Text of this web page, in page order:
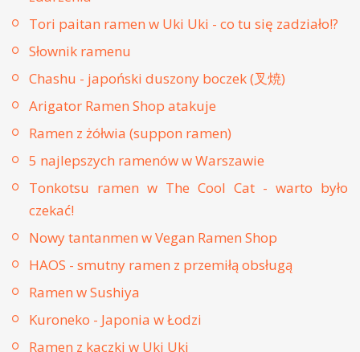
Tori paitan ramen w Uki Uki - co tu się zadziało!?
Słownik ramenu
Chashu - japoński duszony boczek (叉焼)
Arigator Ramen Shop atakuje
Ramen z żółwia (suppon ramen)
5 najlepszych ramenów w Warszawie
Tonkotsu ramen w The Cool Cat - warto było
czekać!
Nowy tantanmen w Vegan Ramen Shop
HAOS - smutny ramen z przemiłą obsługą
Ramen w Sushiya
Kuroneko - Japonia w Łodzi
Ramen z kaczki w Uki Uki